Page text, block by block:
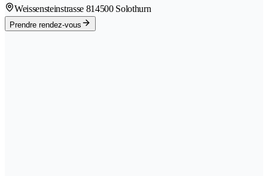
Weissensteinstrasse 814500 Solothurn
Prendre rendez-vous